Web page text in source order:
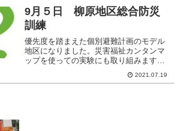
9月５日 柳原地区総合防災
訓練
優先度を踏まえた個別避難計画のモデル
地区になりました。災害福祉カンタンマ
ップを使っての実験にも取り組みます。
新型コロナウイルス感染症拡大防止対策
をしっかりして行います。各戸を訪ねる
2021.07.19